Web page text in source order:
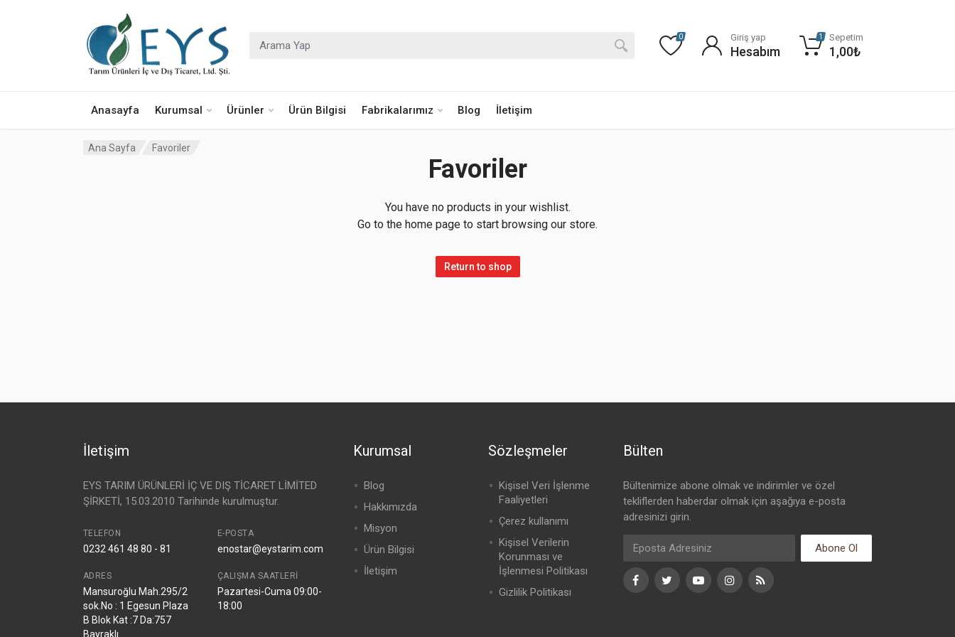
Anasayfa Kurumsal Ürünler Ürün Bilgisi Fabrikalarımız Blog İletişim
Araştır: 0 Giriş yap
Hesabım
1 Sepetim
1,00₺
Ana Sayfa Favoriler
Favoriler
You have no products in your wishlist.
Go to the home page to start browsing our store.
Return to shop
İletişim
EYS TARIM ÜRÜNLERİ İÇ VE DIŞ TİCARET LİMİTED
ŞİRKETİ, 15.03.2010 Tarihinde kurulmuştur.
TELEFON
0232 461 48 80 - 81
E-POSTA
enostar@eystarim.com
ADRES
Mansuroğlu Mah.295/2
sok.No : 1 Egesun Plaza
B Blok Kat :7 Da:757
Bayraklı
ÇALIŞMA SAATLERI
Pazartesi-Cuma 09:00-
18:00
Kurumsal
Blog
Hakkımızda
Misyon
Ürün Bilgisi
İletişim
Sözleşmeler
Kişisel Veri İşlenme
Faaliyetleri
Çerez kullanımı
Kişisel Verilerin
Korunması ve
İşlenmesi Politikası
Gizlilik Politikası
Bülten
Bültenimize abone olmak ve indirimler ve özel
tekliflerden haberdar olmak için aşağıya e-posta
adresinizi girin.
Abone Ol
FacebookTwitterYoutubeInstagram
RSS